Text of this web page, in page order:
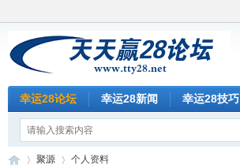
幸运28论坛 幸运28新闻 幸运28技巧
聚源 个人资料